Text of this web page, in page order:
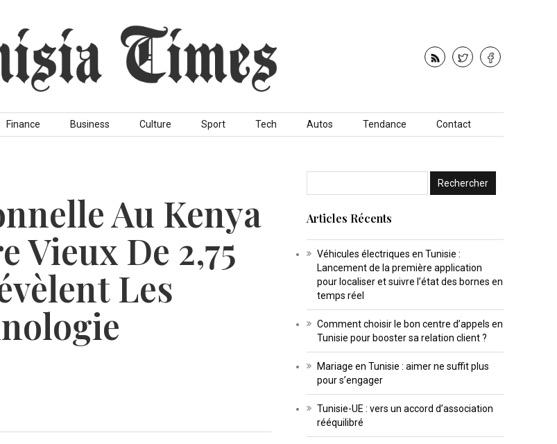
Finance Business Culture Sport Tech Autos Tendance Contact
Au Kenya
Vieux De 2,75
Les
Articles Récents
Véhicules électriques en Tunisie :
Lancement de la première application
pour localiser et suivre l’état des bornes en
temps réel
Comment choisir le bon centre d’appels en
Tunisie pour booster sa relation client ?
Mariage en Tunisie : aimer ne suffit plus
pour s’engager
Tunisie-UE : vers un accord d’association
rééquilibré